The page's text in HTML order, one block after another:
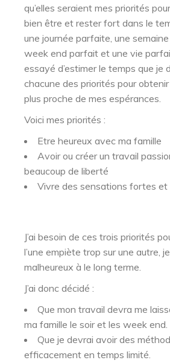
qu’elles seraient mes priorités
bien être et rester fort dans le
une journée parfaite, une
week end parfait et une vie
essayé d’estimer le temps que je
chacune des priorités pour
plus proche de mes espérances.
Voici mes priorités :
Etre heureux avec ma famille
Avoir ou créer un travail
beaucoup de liberté
Vivre des sensations fortes et
J’ai besoin de ces trois priorités
l’une empiète trop sur une autre,
malheureux à le long terme.
J’ai donc décidé :
Que mon travail devra me
ma famille le soir et les week end.
Que je devrai avoir des
efficacement en temps limité.